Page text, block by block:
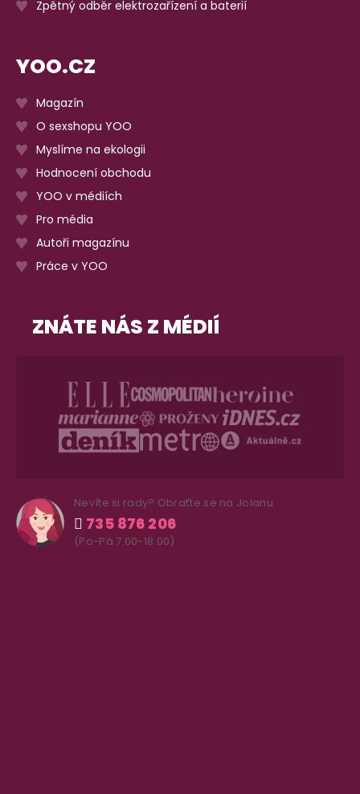
Zpětný odběr elektrozařízení a baterií
YOO.CZ
Magazín
O sexshopu YOO
Myslíme na ekologii
Hodnocení obchodu
YOO v médiích
Pro média
Autoři magazínu
Práce v YOO
ZNÁTE NÁS Z MÉDIÍ
Nevíte si rady? Obraťte se na Jolanu
735 876 206
(Po-Pá 7.00-18.00)